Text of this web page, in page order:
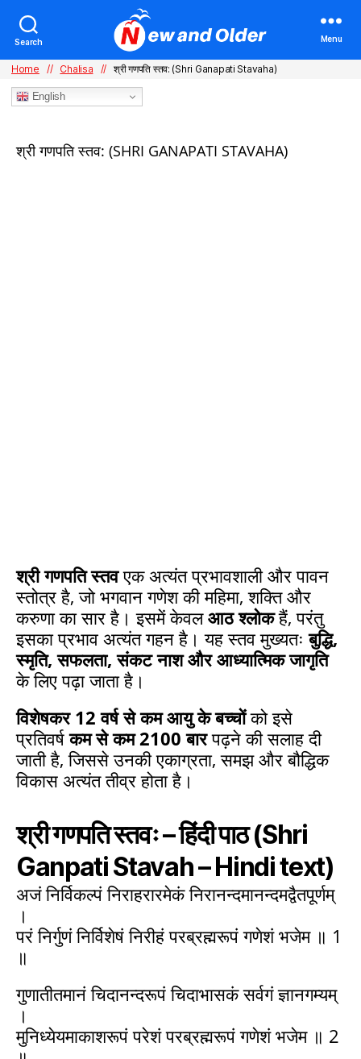
Search Menu
Home // Chalisa // श्री गणपति स्तव: (Shri Ganapati Stavaha)
English
Categories
श्री गणपति स्तव: (SHRI GANAPATI STAVAHA)
श्री गणपति स्तवएक अत्यंत प्रभावशाली और पावन
स्तोत्र है, जो भगवान गणेश की महिमा, शक्ति और
करुणा का सार है। इसमें केवलआठ श्लोकहैं, परंतु
इसका प्रभाव अत्यंत गहन है। यह स्तव मुख्यतःबुद्धि,
स्मृति, सफलता, संकट नाश और आध्यात्मिक जागृति
के लिए पढ़ा जाता है।
विशेषकर 12 वर्ष से कम आयु के बच्चोंको इसे
प्रतिवर्षकम से कम 2100 बारपढ़ने की सलाह दी
जाती है, जिससे उनकी एकाग्रता, समझ और बौद्धिक
विकास अत्यंत तीव्र होता है।
श्री गणपति स्तवः – हिंदी पाठ(Shri
Ganpati Stavah – Hindi text)
अजं निर्विकल्पं निराहरारमेकं निरानन्दमानन्दमद्वैतपूर्णम्
।
परं निर्गुणं निर्विशेषं निरीहं परब्रह्मरूपं गणेशं भजेम ॥ 1
॥
गुणातीतमानं चिदानन्दरूपं चिदाभासकं सर्वगं ज्ञानगम्यम्
।
मुनिध्येयमाकाशरूपं परेशं परब्रह्मरूपं गणेशं भजेम ॥ 2